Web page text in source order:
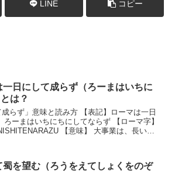
LINE コピー
一日にして成らず（ろーまはいちに
は？
味と読み方 【表記】ローマは一日
ーまはいちにちにしてならず 【ローマ字】
【意味】 大事業は、長い年
蜀を望む（ろうをえてしょくをのぞ